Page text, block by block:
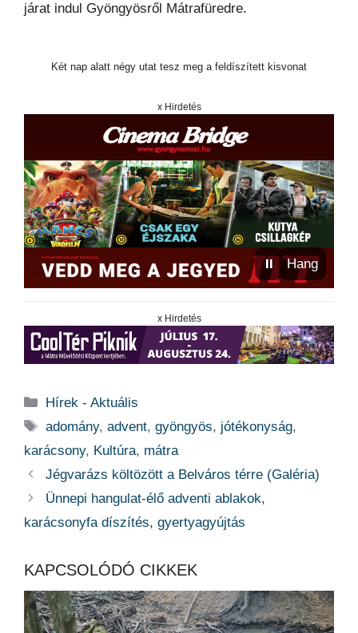
járat indul Gyöngyösről Mátrafüredre.
Két nap alatt négy utat tesz meg a feldíszített kisvonat
x Hirdetés
⏸ Hang
x Hirdetés
Kategória
Hírek - Aktuális
Címkék
adomány,advent,gyöngyös, jótékonyság,
karácsony, Kultúra, mátra
Jégvarázs költözött a Belváros térre (Galéria)
Ünnepi hangulat-élő adventi ablakok,
karácsonyfa díszítés, gyertyagyújtás
KAPCSOLÓDÓ CIKKEK